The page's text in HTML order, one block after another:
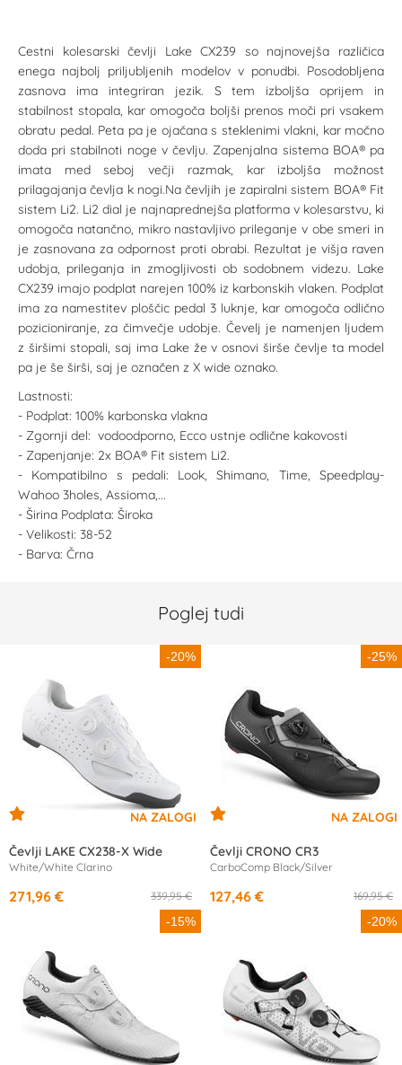
Cestni kolesarski čevlji Lake CX239 so najnovejša različica
enega najbolj priljubljenih modelov v ponudbi. Posodobljena
zasnova ima integriran jezik. S tem izboljša oprijem in
stabilnost stopala, kar omogoča boljši prenos moči pri vsakem
obratu pedal. Peta pa je ojačana s steklenimi vlakni, kar močno
doda pri stabilnoti noge v čevlju. Zapenjalna sistema BOA® pa
imata med seboj večji razmak, kar izboljša možnost
prilagajanja čevlja k nogi.Na čevljih je zapiralni sistem BOA® Fit
sistem Li2. Li2 dial je najnaprednejša platforma v kolesarstvu, ki
omogoča natančno, mikro nastavljivo prileganje v obe smeri in
je zasnovana za odpornost proti obrabi. Rezultat je višja raven
udobja, prileganja in zmogljivosti ob sodobnem videzu. Lake
CX239 imajo podplat narejen 100% iz karbonskih vlaken. Podplat
ima za namestitev ploščic pedal 3 luknje, kar omogoča odlično
pozicioniranje, za čimvečje udobje. Čevelj je namenjen ljudem
z širšimi stopali, saj ima Lake že v osnovi širše čevlje ta model
pa je še širši, saj je označen z X wide oznako.
Lastnosti:
- Podplat: 100% karbonska vlakna
- Zgornji del: vodoodporno, Ecco ustnje odlične kakovosti
- Zapenjanje: 2x BOA® Fit sistem Li2.
- Kompatibilno s pedali: Look, Shimano, Time, Speedplay-
Wahoo 3holes, Assioma,...
- Širina Podplata: Široka
- Velikosti: 38-52
- Barva: Črna
Poglej tudi
-20%
Čevlji LAKE CX238-X Wide
White/White Clarino
339,95 €
271,96 €
/mesec
-25%
Čevlji CRONO CR3
CarboComp Black/Silver
169,95 €
127,46 €
/mesec
-15% -20%